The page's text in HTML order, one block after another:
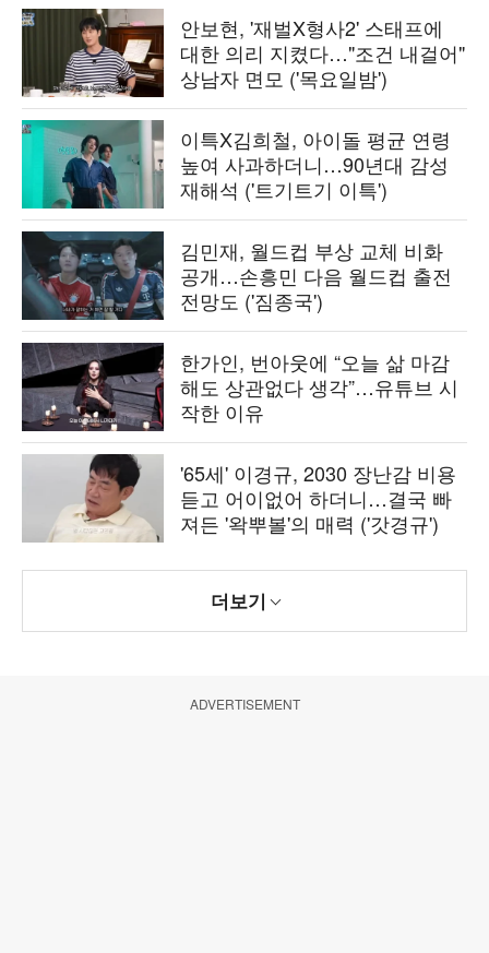
안보현, '재벌X형사2' 스태프에
대한 의리 지켰다…"조건 내걸어"
상남자 면모 ('목요일밤')
이특X김희철, 아이돌 평균 연령
높여 사과하더니…90년대 감성
재해석 ('트기트기 이특')
김민재, 월드컵 부상 교체 비화
공개…손흥민 다음 월드컵 출전
전망도 ('짐종국')
한가인, 번아웃에 “오늘 삶 마감
해도 상관없다 생각”…유튜브 시
작한 이유
'65세' 이경규, 2030 장난감 비용
듣고 어이없어 하더니…결국 빠
져든 '왁뿌볼'의 매력 ('갓경규')
더보기
ADVERTISEMENT